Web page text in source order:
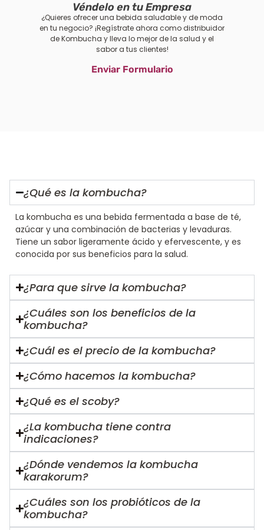
Véndelo en tu Empresa
¿Quieres ofrecer una bebida saludable y de moda
en tu negocio? ¡Regístrate ahora como distribuidor
de Kombucha y lleva lo mejor de la salud y el
sabor a tus clientes!
Enviar Formulario
¿Qué es la kombucha?
La kombucha es una bebida fermentada a base de té,
azúcar y una combinación de bacterias y levaduras.
Tiene un sabor ligeramente ácido y efervescente, y es
conocida por sus beneficios para la salud.
¿Para que sirve la kombucha?
¿Cuáles son los beneficios de la
kombucha?
¿Cuál es el precio de la kombucha?
¿Cómo hacemos la kombucha?
¿Qué es el scoby?
¿La kombucha tiene contra
indicaciones?
¿Dónde vendemos la kombucha
karakorum?
¿Cuáles son los probióticos de la
kombucha?